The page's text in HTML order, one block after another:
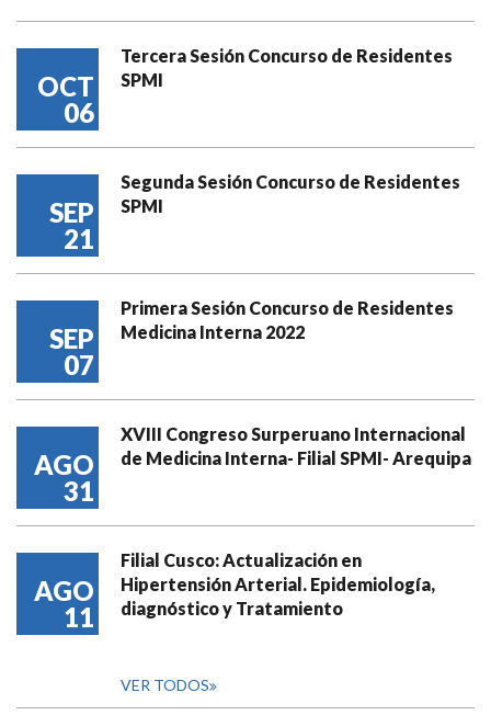
OCT
06
Tercera Sesión Concurso de Residentes
SPMI
SEP
21
Segunda Sesión Concurso de Residentes
SPMI
SEP
07
Primera Sesión Concurso de Residentes
Medicina Interna 2022
AGO
31
XVIII Congreso Surperuano Internacional
de Medicina Interna- Filial SPMI- Arequipa
AGO
11
Filial Cusco: Actualización en
Hipertensión Arterial. Epidemiología,
diagnóstico y Tratamiento
VER TODOS